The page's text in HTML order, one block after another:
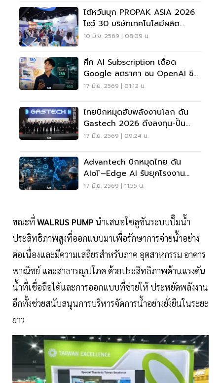
ไต้หวันบุก PROPAK ASIA 2026
โชว์ 30 บริษัทเทคโนโลยีผลิต
อัจฉริยะ
10 มิ.ย. 2569 | 08:09 น.
ศึก AI Subscription เดือด
Google ลดราคา ชน OpenAI ชิง
ผู้ใช้รายเดือน
17 มิ.ย. 2569 | 01:12 น.
ไทยปักหมุดฮับพลังงานโลก ดัน
Gastech 2026 ดึงลงทุน-ปั้น
เศรษฐกิจอนาคต
17 มิ.ย. 2569 | 09:24 น.
Advantech ปักหมุดไทย ดัน
AIoT–Edge AI รับยุคโรงงาน
อัจฉริยะ
17 มิ.ย. 2569 | 11:55 น.
ขณะที่ WALRUS PUMP นำเสนอโซลูชันระบบปั๊มน้ำ
ประสิทธิภาพสูงที่ออกแบบมาเพื่อรักษาการจ่ายน้ำอย่าง
ต่อเนื่องและมีความเสถียรสำหรับภาค อุตสาหกรรม อาคาร
พาณิชย์ และสาธารณูปโภค ด้วยประสิทธิภาพด้านแรงดัน
น้ำที่เชื่อถือได้และการออกแบบที่ช่วยให้ ประหยัดพลังงาน
อีกทั้งช่วยสนับสนุนการบริหารจัดการน้ำอย่างยั่งยืนในระยะ
ยาว